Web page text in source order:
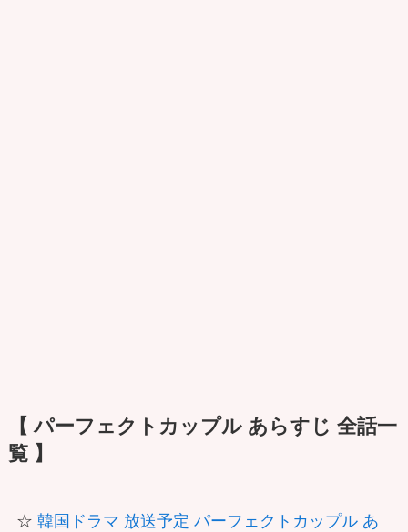
【 パーフェクトカップル あらすじ 全話一
覧 】
☆ 韓国ドラマ 放送予定 パーフェクトカップル あ